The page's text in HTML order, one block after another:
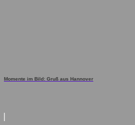
Momente im Bild: Gruß aus Hannover